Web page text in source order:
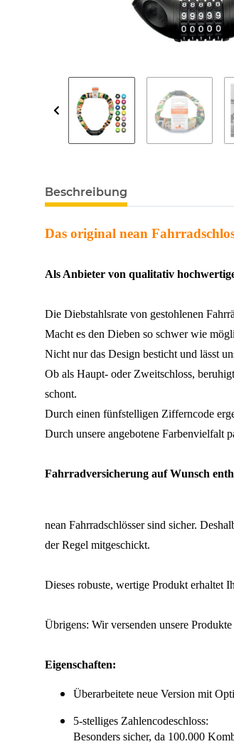
weitere Registerkarten anzeigen
Beschreibung
Das original nean
Als Anbieter von qualitativ
Die Diebstahlsrate von gestohlenen
Macht es den Dieben so schwer wie
Nicht nur das Design besticht und lässt
Ob als Haupt- oder Zweitschloss,
schont.
Durch einen fünfstelligen Zifferncode
Durch unsere angebotene Farbenvielfalt
Fahrradversicherung auf Wunsch
nean Fahrradschlösser sind sicher.
der Regel mitgeschickt.
Dieses robuste, wertige Produkt erhaltet
Übrigens: Wir versenden unsere
Eigenschaften:
Überarbeitete neue Version mit
5-stelliges Zahlencodeschloss:
Besonders sicher, da 100.000